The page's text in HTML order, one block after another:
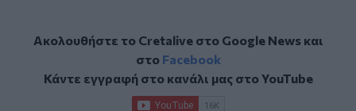
Ακολουθήστε το Cretalive στο Google Newsκαι
στο Facebook
Κάντε εγγραφή στο κανάλι μας στοYouTube